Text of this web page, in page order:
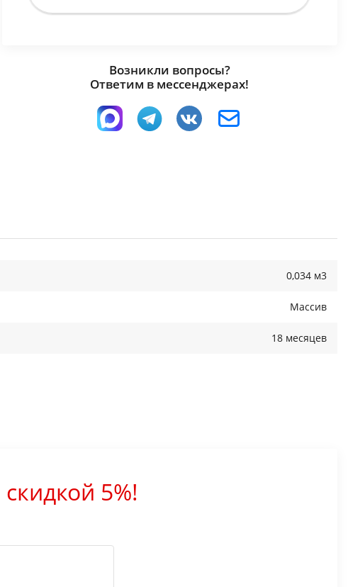
Возникли вопросы?
Ответим в мессенджерах!
0,034 м3
Массив
18 месяцев
скидкой 5%!